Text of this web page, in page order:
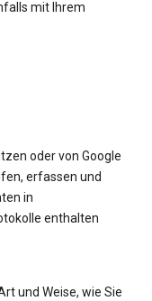
mit Ihrem
oder von Google
erfassen und
in
enthalten
und Weise, wie Sie